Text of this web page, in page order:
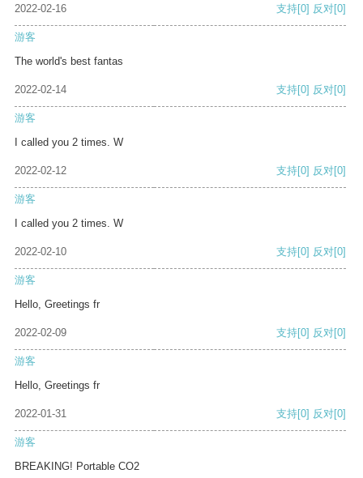
2022-02-16 支持[0] 反对[0]
游客
The world's best fantas
2022-02-14 支持[0] 反对[0]
游客
I called you 2 times. W
2022-02-12 支持[0] 反对[0]
游客
I called you 2 times. W
2022-02-10 支持[0] 反对[0]
游客
Hello, Greetings fr
2022-02-09 支持[0] 反对[0]
游客
Hello, Greetings fr
2022-01-31 支持[0] 反对[0]
游客
BREAKING! Portable CO2